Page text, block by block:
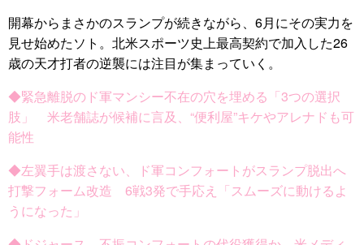
開幕からまさかのスランプが続きながら、6月にその実力を
見せ始めたソト。北米スポーツ史上最高契約で加入した26
歳の天才打者の逆襲には注目が集まっていく。
◆緊急離脱のド軍マンシー不在の穴を埋める「3つの選択
肢」 米老舗誌が候補に言及、“便利屋”キケやアレナドも可
能性
◆左翼手は渡さない、ド軍コンフォートがスランプ脱出へ
打撃フォーム改造 6戦3発で手応え「スムーズに動けるよ
うになった」